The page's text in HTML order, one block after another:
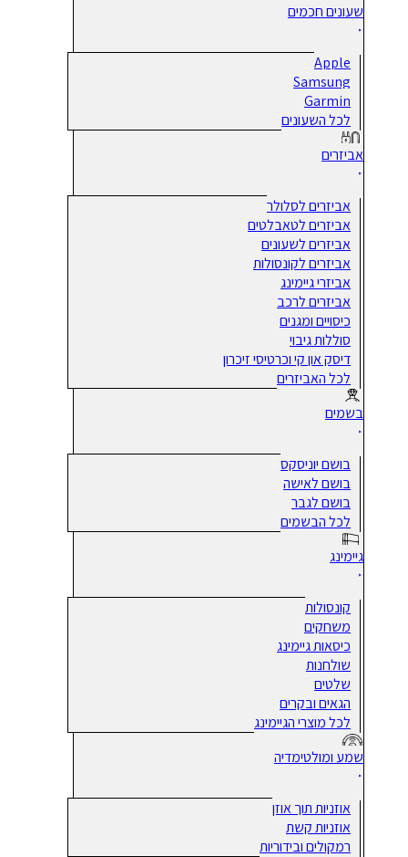
שעונים חכמים
Apple
Samsung
Garmin
לכל השעונים
אביזרים
אביזרים לסלולר
אביזרים לטאבלטים
אביזרים לשעונים
אביזרים לקונסולות
אביזרי גיימינג
אביזרים לרכב
כיסויים ומגנים
סוללות גיבוי
דיסק און קי וכרטיסי זיכרון
לכל האביזרים
בשמים
בושם יוניסקס
בושם לאישה
בושם לגבר
לכל הבשמים
גיימינג
קונסולות
משחקים
כיסאות גיימינג
שולחנות
שלטים
הגאים ובקרים
לכל מוצרי הגיימינג
שמע ומולטימדיה
אוזניות תוך אוזן
אוזניות קשת
רמקולים ובידוריות